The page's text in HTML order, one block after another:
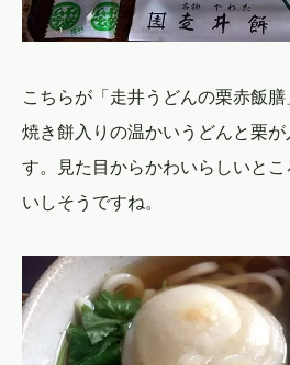
こちらが「走井うどんの栗赤飯膳
焼き餅入りの温かいうどんと栗
す。見た目からかわいらしいと
いしそうですね。